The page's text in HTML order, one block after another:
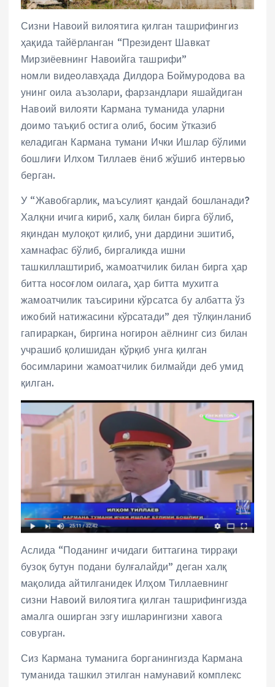
Сизни Навоий вилоятига қилган ташрифингиз
ҳақида тайёрланган “Президент Шавкат
Мирзиёевнинг Навоийга ташрифи”
номли видеолавҳада Дилдора Боймуродова ва
унинг оила аъзолари, фарзандлари яшайдиган
Навоий вилояти Кармана туманида уларни
доимо таъқиб остига олиб, босим ўтказиб
келадиган Кармана тумани Ички Ишлар бўлими
бошлиғи Илхом Тиллаев ёниб жўшиб интервью
берган.
У “Жавобгарлик, маъсулият қандай бошланади?
Халқни ичига кириб, халқ билан бирга бўлиб,
яқиндан мулоқот қилиб, уни дардини эшитиб,
хамнафас бўлиб, биргаликда ишни
ташкиллаштириб, жамоатчилик билан бирга ҳар
битта носоғлом оилага, ҳар битта мухитга
жамоатчилик таъсирини кўрсатса бу албатта ўз
ижобий натижасини кўрсатади” дея тўлқинланиб
гапираркан, биргина ногирон аёлнинг сиз билан
учрашиб қолишидан қўрқиб унга қилган
босимларини жамоатчилик билмайди деб умид
қилган.
Аслида “Поданинг ичидаги биттагина тиррақи
бузоқ бутун подани булғалайди” деган халқ
мақолида айтилганидек Илҳом Тиллаевнинг
сизни Навоий вилоятига қилган ташрифингизда
амалга оширган эзгу ишларингизни хавога
совурган.
Сиз Кармана туманига борганингизда Кармана
туманида ташкил этилган намунавий комплекс